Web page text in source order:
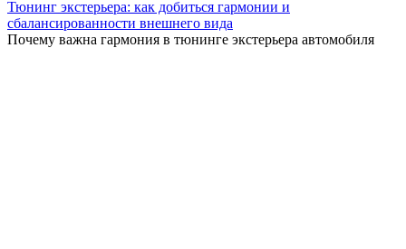
Тюнинг экстерьера: как добиться гармонии и
сбалансированности внешнего вида
Почему важна гармония в тюнинге экстерьера автомобиля